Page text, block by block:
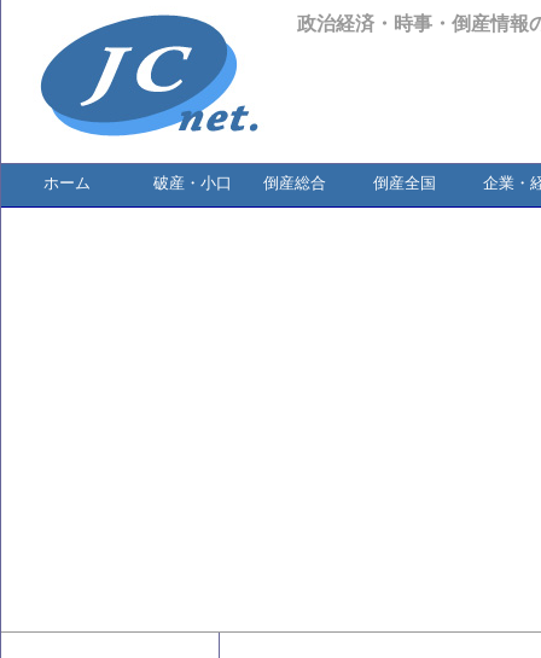
政治経済・時事・倒産情報
ホーム 破産・小口 倒産総合 倒産全国 企業・